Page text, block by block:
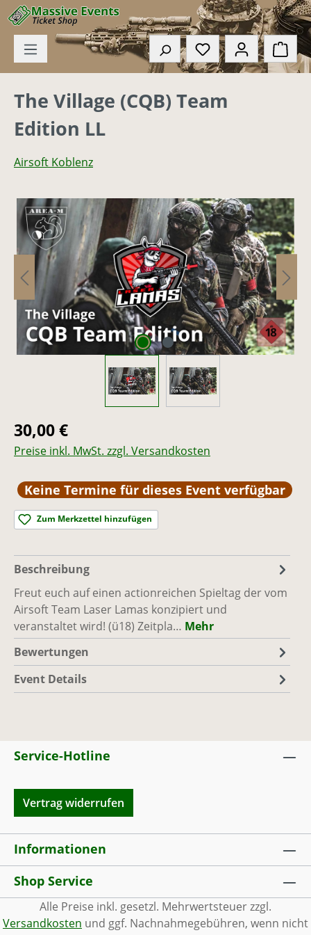
Zum Hauptinhalt springen
Du hast 0
The Village (CQB) Team
Edition LL
Airsoft Koblenz
Bildergalerie überspringen
Regulärer Preis:
30,00 €
Preise inkl. MwSt. zzgl. Versandkosten
Keine Termine für dieses Event verfügbar
Zum Merkzettel hinzufügen
Beschreibung
Freut euch auf einen actionreichen Spieltag der vom
Airsoft Team Laser Lamas konzipiert und
veranstaltet wird! (ü18) Zeitpla… Mehr
Bewertungen
Event Details
Service-Hotline
Vertrag widerrufen
Informationen
Shop Service
Alle Preise inkl. gesetzl. Mehrwertsteuer zzgl.
Versandkosten und ggf. Nachnahmegebühren, wenn nicht